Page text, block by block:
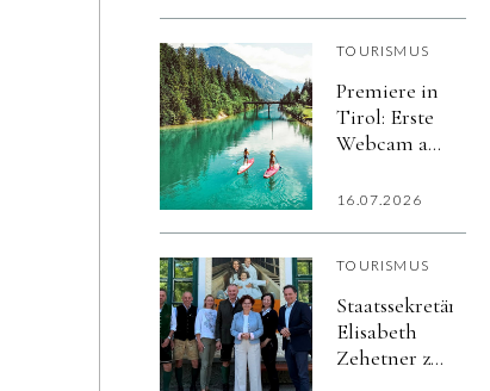
Dachstein:
Veranstalter
verlängern
ihre
um fünf
TOURISMUS
Premiere in
Tirol: Erste
Webcam auf
fahrenden
in Echtzeit
16.07.2026
TOURISMUS
Staatssekretärin
Elisabeth
Zehetner zu